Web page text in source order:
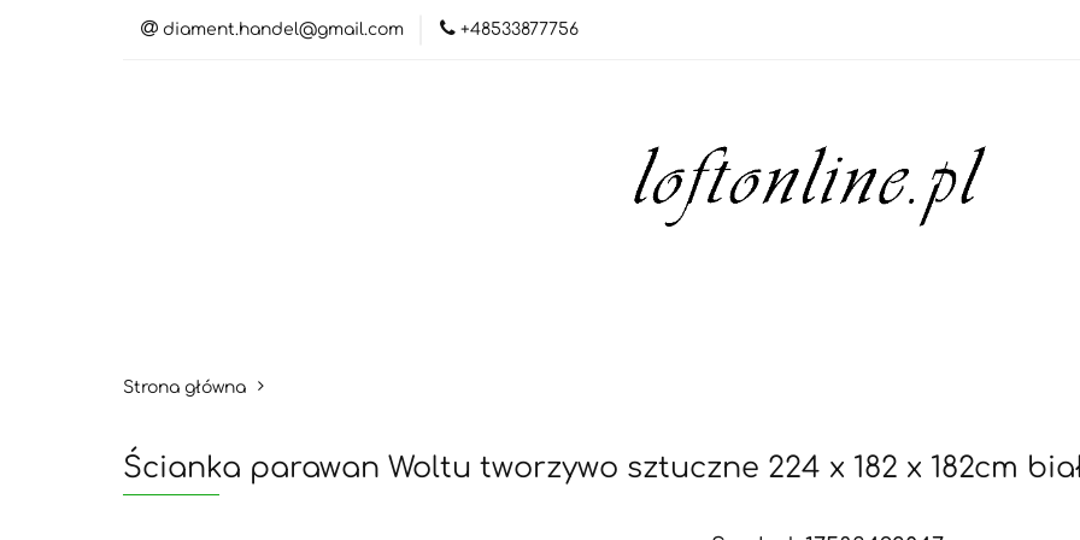
diament.handel@gmail.com +48533877756
Strona główna
Ścianka parawan Woltu tworzywo sztuczne 224 x 182 x 182cm